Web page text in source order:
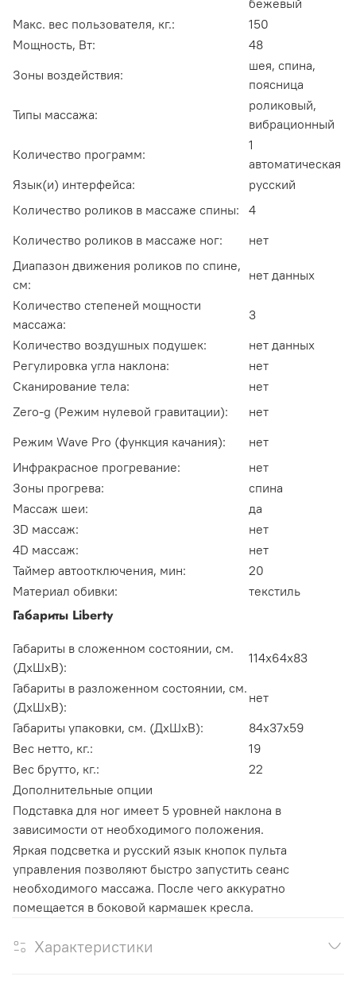
бежевый
Макс. вес пользователя, кг.:
150
Мощность, Вт:
48
Зоны воздействия:
шея, спина,
поясница
Типы массажа:
роликовый,
вибрационный
Количество программ:
1
автоматическая
Язык(и) интерфейса:
русский
Количество роликов в массаже спины:
4
Количество роликов в массаже ног:
нет
Диапазон движения роликов по спине,
см:
нет данных
Количество степеней мощности
массажа:
3
Количество воздушных подушек:
нет данных
Регулировка угла наклона:
нет
Сканирование тела:
нет
Zero-g (Режим нулевой гравитации):
нет
Режим Wave Pro (функция качания):
нет
Инфракрасное прогревание:
нет
Зоны прогрева:
спина
Массаж шеи:
да
3D массаж:
нет
4D массаж:
нет
Таймер автоотключения, мин:
20
Материал обивки:
текстиль
Габариты Liberty
Габариты в сложенном состоянии, см.
(ДхШхВ):
114х64х83
Габариты в разложенном состоянии, см.
(ДхШхВ):
нет
Габариты упаковки, см. (ДхШхВ):
84х37х59
Вес нетто, кг.:
19
Вес брутто, кг.:
22
Дополнительные опции
Подставка для ног имеет 5 уровней наклона в
зависимости от необходимого положения.
Яркая подсветка и русский язык кнопок пульта
управления позволяют быстро запустить сеанс
необходимого массажа. После чего аккуратно
помещается в боковой кармашек кресла.
Характеристики